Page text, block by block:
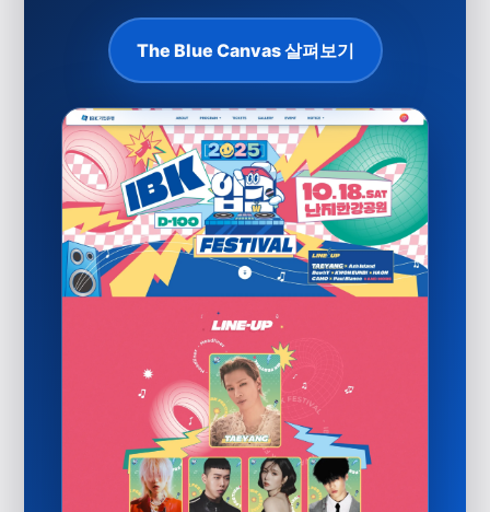
The Blue Canvas 살펴보기